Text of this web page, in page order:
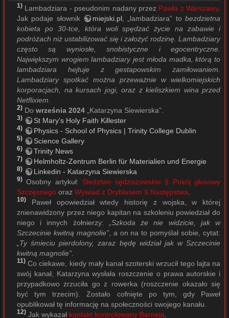
1) Lambadziara - pseudonim nadany przez Pawła z Warszawy.
Jak podaje słownik
miejski.pl , „lambadziara” to bezdzietna
kobieta po 30-tce, która woli spędzać życie na zabawie i
podróżach niż ustabilizować się i założyć rodzinę. Lambadziary
często są wyniosłe, snobistyczne i egocentryczne.
Największym wrogiem lambadziary jest młoda madka, którą to
lambadziara hejtuje z gestapowskim zamiłowaniem.
Lambadziary spotkać można przeważnie w wielkomiejskich
korporacjach, na kursach jogi, oraz z kieliszkiem wina przed
Netflixiem
2) Do września 2024 „Katarzyna Siewierska”.
3) St Mary's Holy Faith Killester
4) Physics - School of Physics | Trinity College Dublin
5) Science Gallery
6) Trinity News
7) Helmholtz-Zentrum Berlin für Materialien und Energie
8) Linkedin - Katarzyna Siewierska
9) Osobny artykuł: Śledztwo sędziszowskie § Pokój głosowy
Szczęsnego oraz Wywiad z Dryblasem § Następstwa
10)
Paweł opowiedział wtedy historię z wojska, w której
znienawidzony przez niego kapitan na szkoleniu powiedział do
niego i innych żołnierzy:
„Szkoda że nie widzicie, jak w
Szczecinie kwitną magnolie”, a on na to pomyślał sobie, cytat:
„Ty śmieciu pierdolony, zaraz będę widział jak w Szczecinie
kwitną magnolie”
11) Co ciekawe, kiedy mały kanał szoterski wrzucił tego lajta na
swój kanał, Katarzyna wysłała roszczenie o prawa autorskie i
przypadkowo zrzuciła go z rowerka (roszczenie okazało się
być tym trzecim). Zostało cofnięte po tym, gdy Paweł
opublikował tę informację na społeczności swojego kanału.
12) Jak wykazał kontakt kontrolowany Barneja